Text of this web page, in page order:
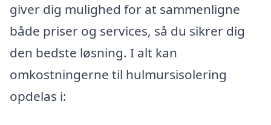
giver dig mulighed for at sammenligne
både priser og services, så du sikrer dig
den bedste løsning. I alt kan
omkostningerne til hulmursisolering
opdelas i: